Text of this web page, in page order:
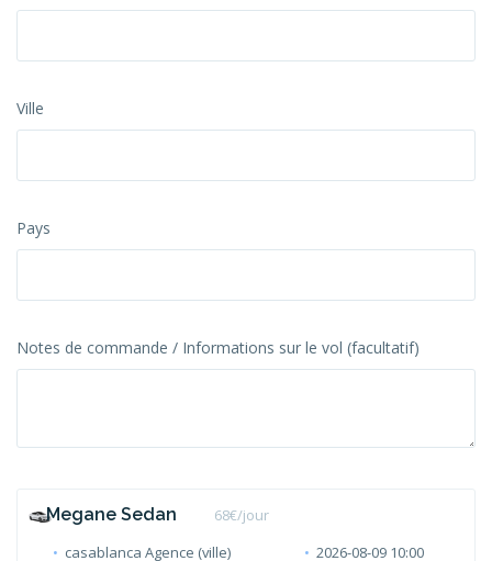
Ville
Pays
Notes de commande / Informations sur le vol (facultatif)
Megane Sedan 68€/jour
casablanca Agence (ville)
2026-08-09 10:00